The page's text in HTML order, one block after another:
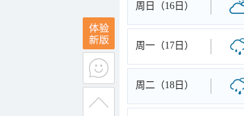
周日（16日）
周一（17日）
周二（18日）